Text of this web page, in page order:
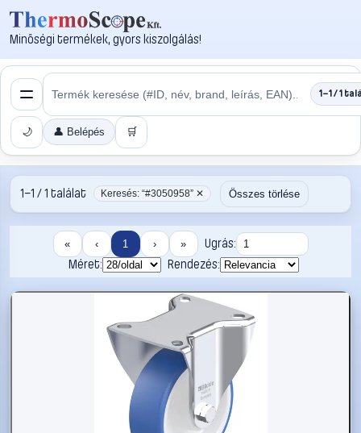
Minőségi termékek, gyors kiszolgálás!
1–1 / 1
🌙 👤 Belépés 🛒
1–1 / 1 találat Keresés: “#3050958” ✕ Összes törlése
« ‹ 1 › »
Ugrás:
Méret:
Rendezés: